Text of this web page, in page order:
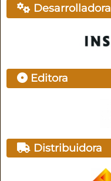
Desarrolladora
Editora
Distribuidora